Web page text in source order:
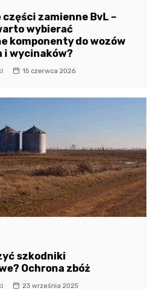
zamienne BvL –
wybierać
komponenty do wozów
i wycinaków?
15 czerwca 2026
szkodniki
Ochrona zbóż
23 września 2025